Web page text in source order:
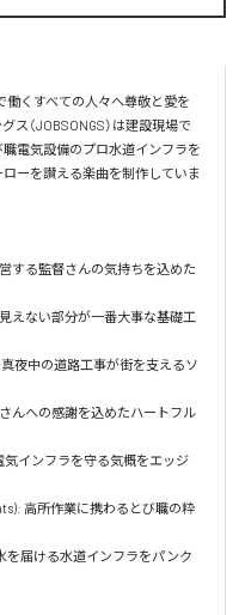
働くすべての人々へ尊敬と愛を
（JOBSONGS）は建設現場で
電気設備のプロ水道インフラを
ーを讃える楽曲を制作していま
する監督さんの気持ちを込めた
えない部分が一番大事な基礎工
夜中の道路工事が街を支えるソ
んへの感謝を込めたハートフル
インフラを守る気概をエッジ
高所作業に携わるとび職の粋
を届ける水道インフラをパンク